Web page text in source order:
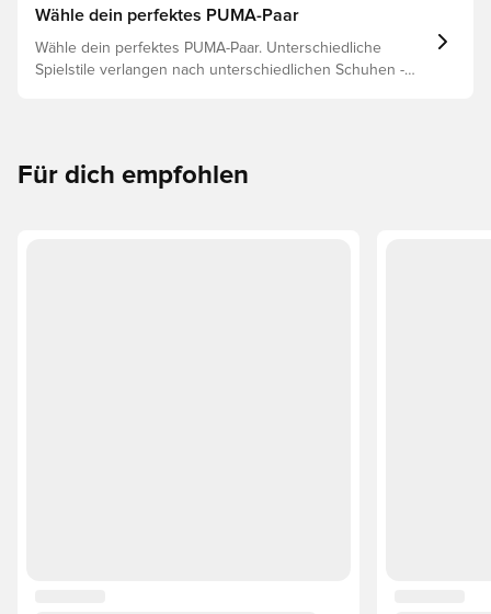
Langlebigkeit des Schuhs. Lies weiter, um
verschiedenen Untergründe sind.
Wähle dein perfektes PUMA-Paar
Wähle dein perfektes PUMA-Paar. Unterschiedliche
Spielstile verlangen nach unterschiedlichen Schuhen -
Für dich empfohlen